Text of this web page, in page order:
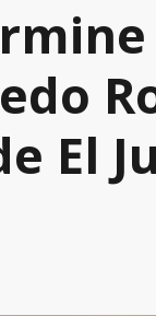
El